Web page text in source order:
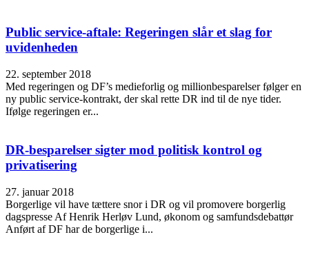
Public service-aftale: Regeringen slår et slag for
uvidenheden
22. september 2018
Med regeringen og DF’s medieforlig og millionbesparelser følger en
ny public service-kontrakt, der skal rette DR ind til de nye tider.
Ifølge regeringen er...
DR-besparelser sigter mod politisk kontrol og
privatisering
27. januar 2018
Borgerlige vil have tættere snor i DR og vil promovere borgerlig
dagspresse Af Henrik Herløv Lund, økonom og samfundsdebattør
Anført af DF har de borgerlige i...